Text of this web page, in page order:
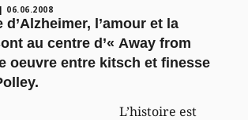
| 06.06.2008
d’Alzheimer, l’amour et la
au centre d’« Away from
oeuvre entre kitsch et finesse
L’histoire est